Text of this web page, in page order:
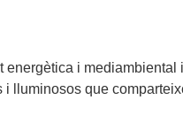
i
lluminosos que